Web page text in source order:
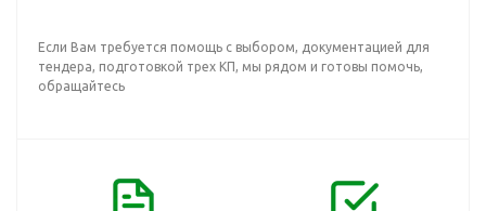
Если Вам требуется помощь с выбором, документацией для
тендера, подготовкой трех КП, мы рядом и готовы помочь,
обращайтесь